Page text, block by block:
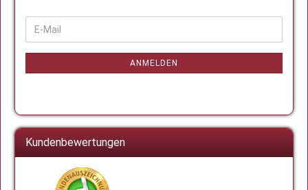
WEITER
ZUR
NEWSLETTER-
E-
Mail
ANMELDEN
Kundenbewertungen